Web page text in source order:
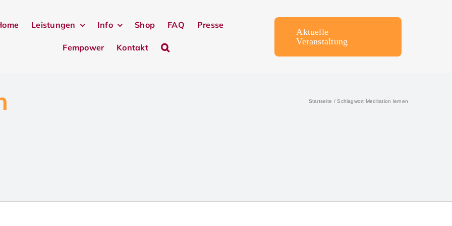
Leistungen Info Shop FAQ Presse
Fempower Kontakt
Aktuelle
Veranstaltung
Startseite Schlagwort:Meditation lernen